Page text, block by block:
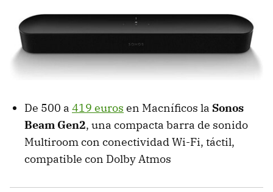
De 500 a 419 euros en Macníficos la Sonos
Beam Gen2, una compacta barra de sonido
Multiroom con conectividad Wi-Fi, táctil,
compatible con Dolby Atmos